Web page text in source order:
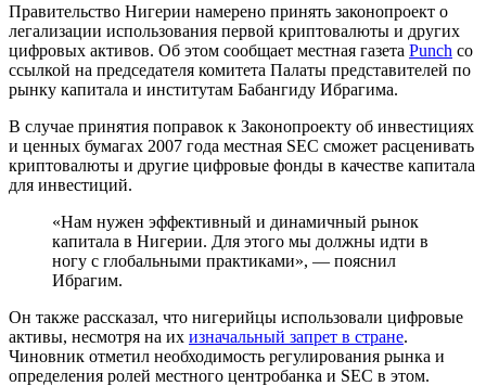
Правительство Нигерии намерено принять законопроект о
легализации использования первой криптовалюты и других
цифровых активов. Об этом сообщает местная газета Punch со
ссылкой на председателя комитета Палаты представителей по
рынку капитала и институтам Бабангиду Ибрагима.
В случае принятия поправок к Законопроекту об инвестициях
и ценных бумагах 2007 года местная SEC сможет расценивать
криптовалюты и другие цифровые фонды в качестве капитала
для инвестиций.
«Нам нужен эффективный и динамичный рынок
капитала в Нигерии. Для этого мы должны идти в
ногу с глобальными практиками», — пояснил
Ибрагим.
Он также рассказал, что нигерийцы использовали цифровые
активы, несмотря на их изначальный запрет в стране.
Чиновник отметил необходимость регулирования рынка и
определения ролей местного центробанка и SEC в этом.